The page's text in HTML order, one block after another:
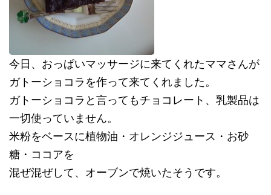
今日、おっぱいマッサージに来てくれたママさんが
ガトーショコラを作って来てくれました。
ガトーショコラと言ってもチョコレート、乳製品は
一切使っていません。
米粉をベースに植物油・オレンジジュース・お砂
糖・ココアを
混ぜ混ぜして、オーブンで焼いたそうです。